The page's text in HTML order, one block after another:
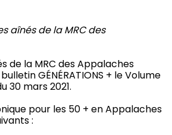
aînés de la MRC des
de la MRC des Appalaches
GÉNÉRATIONS + le Volume
30 mars 2021.
pour les 50 + en Appalaches
: